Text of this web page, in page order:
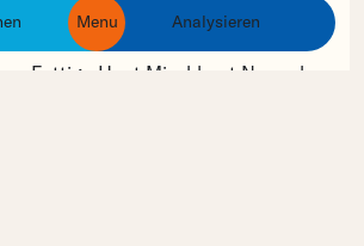
Menu Analysieren
ingredients
products
brands
Sonnenschutz
Chemischer UV-
FilterLSF 50+
Fettige Haut Mischhaut Normale